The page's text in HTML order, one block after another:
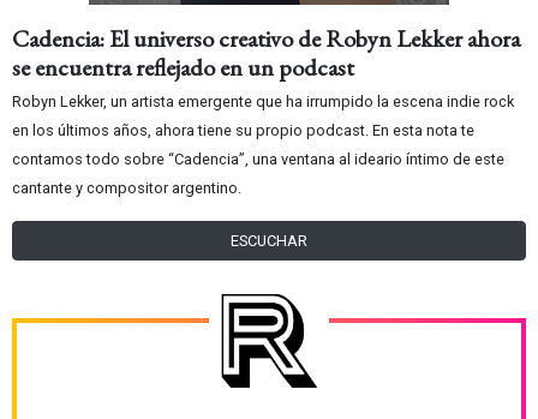
Cadencia: El universo creativo de Robyn Lekker ahora
se encuentra reflejado en un podcast
Robyn Lekker, un artista emergente que ha irrumpido la escena indie rock
en los últimos años, ahora tiene su propio podcast. En esta nota te
contamos todo sobre “Cadencia”, una ventana al ideario íntimo de este
cantante y compositor argentino.
ESCUCHAR